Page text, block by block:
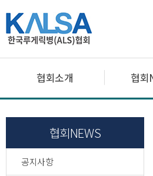
협회소개 협회
협회NEWS
공지사항